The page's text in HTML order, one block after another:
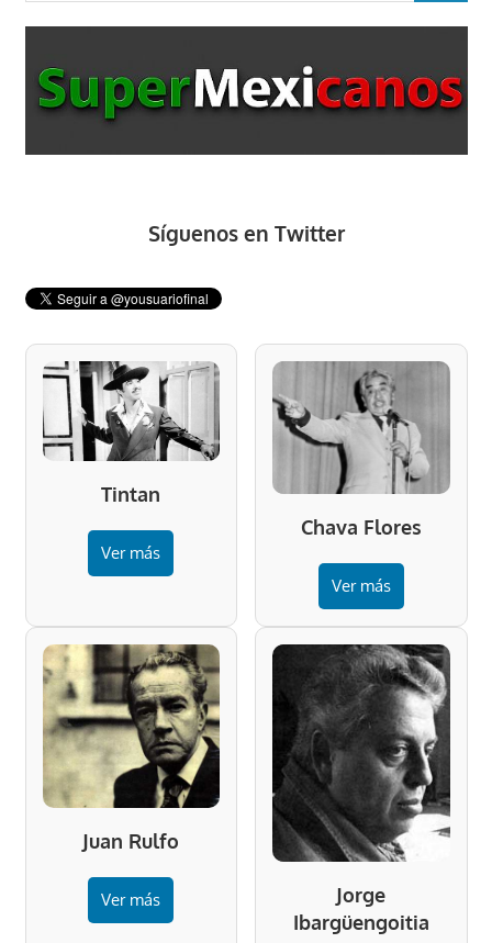
Síguenos en Twitter
Tintan
Ver más
Chava Flores
Ver más
Juan Rulfo
Ver más
Jorge
Ibargüengoitia